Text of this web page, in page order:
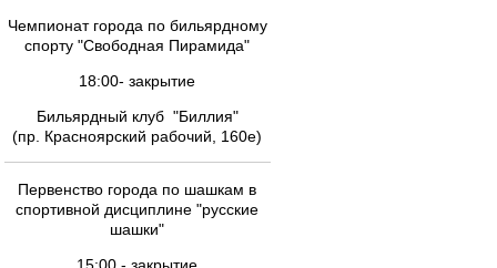
Чемпионат города по бильярдному
спорту "Свободная Пирамида"
18:00- закрытие
Бильярдный клуб "Биллия"
(пр. Красноярский рабочий, 160е)
Первенство города по шашкам в
спортивной дисциплине "русские
шашки"